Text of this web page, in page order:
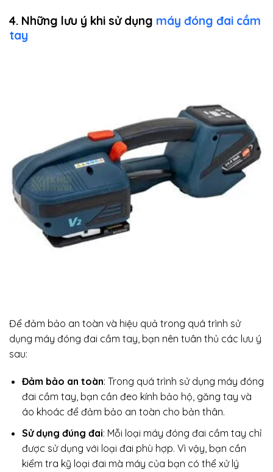
4. Những lưu ý khi sử dụng máy đóng đai cầm
tay
Để đảm bảo an toàn và hiệu quả trong quá trình sử
dụng máy đóng đai cầm tay, bạn nên tuân thủ các lưu ý
sau:
Đảm bảo an toàn: Trong quá trình sử dụng máy đóng
đai cầm tay, bạn cần đeo kính bảo hộ, găng tay và
áo khoác để đảm bảo an toàn cho bản thân.
Sử dụng đúng đai: Mỗi loại máy đóng đai cầm tay chỉ
được sử dụng với loại đai phù hợp. Vì vậy, bạn cần
kiểm tra kỹ loại đai mà máy của bạn có thể xử lý